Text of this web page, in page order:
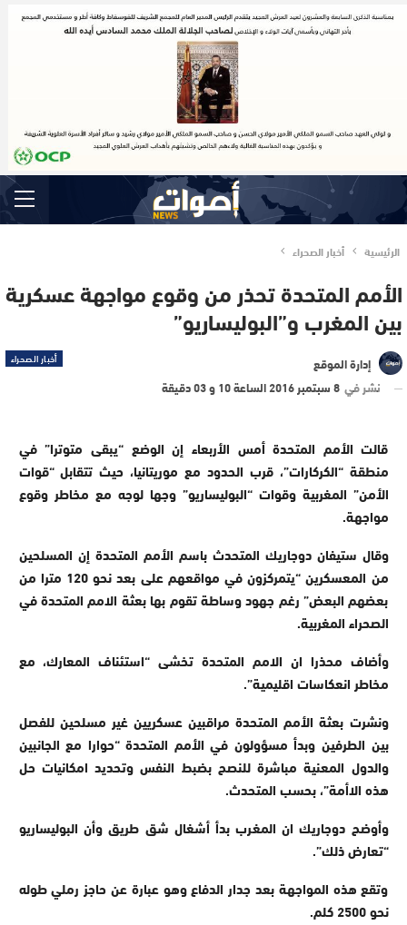
الرئيسية أخبار الصحراء
الأمم المتحدة تحذر من وقوع مواجهة عسكرية
بين المغرب و”البوليساريو”
أخبار الصحراء
إدارة الموقع
نشر في 8 سبتمبر 2016 الساعة 10 و 03 دقيقة
قالت الأمم المتحدة أمس الأربعاء إن الوضع “يبقى متوترا” في
منطقة “الكركارات”، قرب الحدود مع موريتانيا، حيث تتقابل “قوات
الأمن” المغربية وقوات “البوليساريو” وجها لوجه مع مخاطر وقوع
مواجهة.
وقال ستيفان دوجاريك المتحدث باسم الأمم المتحدة إن المسلحين
من المعسكرين “يتمركزون في مواقعهم على بعد نحو 120 مترا من
بعضهم البعض” رغم جهود وساطة تقوم بها بعثة الامم المتحدة في
الصحراء المغربية.
وأضاف محذرا ان الامم المتحدة تخشى “استئناف المعارك، مع
مخاطر انعكاسات اقليمية”.
ونشرت بعثة الأمم المتحدة مراقبين عسكريين غير مسلحين للفصل
بين الطرفين وبدأ مسؤولون في الأمم المتحدة “حوارا مع الجانبين
والدول المعنية مباشرة للنصح بضبط النفس وتحديد امكانيات حل
هذه الاأمة”، بحسب المتحدث.
وأوضح دوجاريك ان المغرب بدأ أشغال شق طريق وأن البوليساريو
“تعارض ذلك”.
وتقع هذه المواجهة بعد جدار الدفاع وهو عبارة عن حاجز رملي طوله
نحو 2500 كلم.